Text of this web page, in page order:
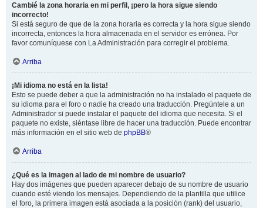
Cambié la zona horaria en mi perfil, ¡pero la hora sigue siendo
incorrecto!
Si está seguro de que de la zona horaria es correcta y la hora sigue siendo
incorrecta, entonces la hora almacenada en el servidor es errónea. Por
favor comuníquese con La Administración para corregir el problema.
Arriba
¡Mi idioma no está en la lista!
Esto se puede deber a que la administración no ha instalado el paquete de
su idioma para el foro o nadie ha creado una traducción. Pregúntele a un
Administrador si puede instalar el paquete del idioma que necesita. Si el
paquete no existe, siéntase libre de hacer una traducción. Puede encontrar
más información en el sitio web de phpBB®
Arriba
¿Qué es la imagen al lado de mi nombre de usuario?
Hay dos imágenes que pueden aparecer debajo de su nombre de usuario
cuando esté viendo los mensajes. Dependiendo de la plantilla que utilice
el foro, la primera imagen está asociada a la posición (rank) del usuario,